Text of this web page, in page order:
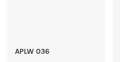
APLW 036